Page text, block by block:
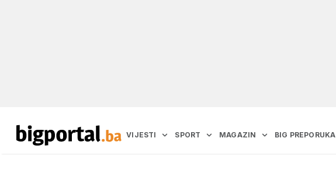
VIJESTI SPORT MAGAZIN BIG PREPORUKA